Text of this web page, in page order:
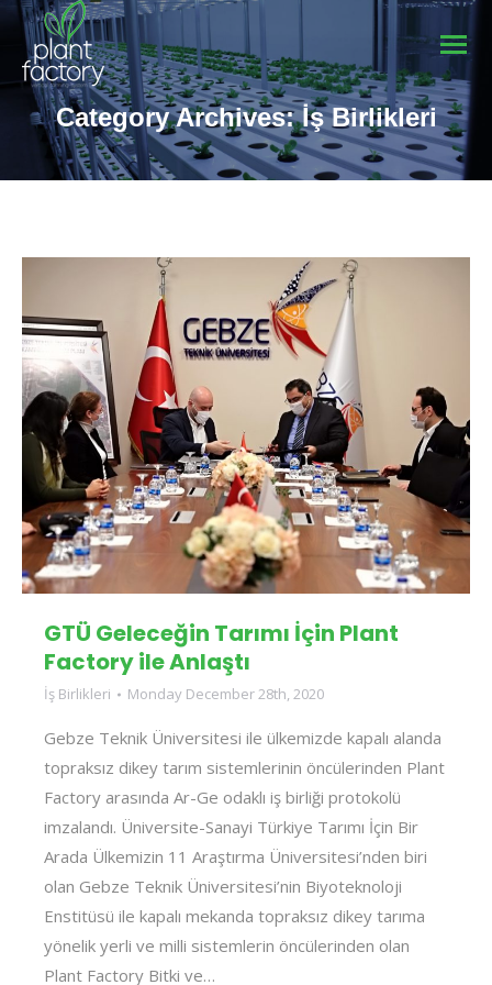
Category Archives:İş Birlikleri
You are here:
GTÜ Geleceğin Tarımı İçin Plant
Factory ile Anlaştı
İş Birlikleri Monday December 28th, 2020
Gebze Teknik Üniversitesi ile ülkemizde kapalı alanda
topraksız dikey tarım sistemlerinin öncülerinden Plant
Factory arasında Ar-Ge odaklı iş birliği protokolü
imzalandı. Üniversite-Sanayi Türkiye Tarımı İçin Bir
Arada Ülkemizin 11 Araştırma Üniversitesi’nden biri
olan Gebze Teknik Üniversitesi’nin Biyoteknoloji
Enstitüsü ile kapalı mekanda topraksız dikey tarıma
yönelik yerli ve milli sistemlerin öncülerinden olan
Plant Factory Bitki ve…